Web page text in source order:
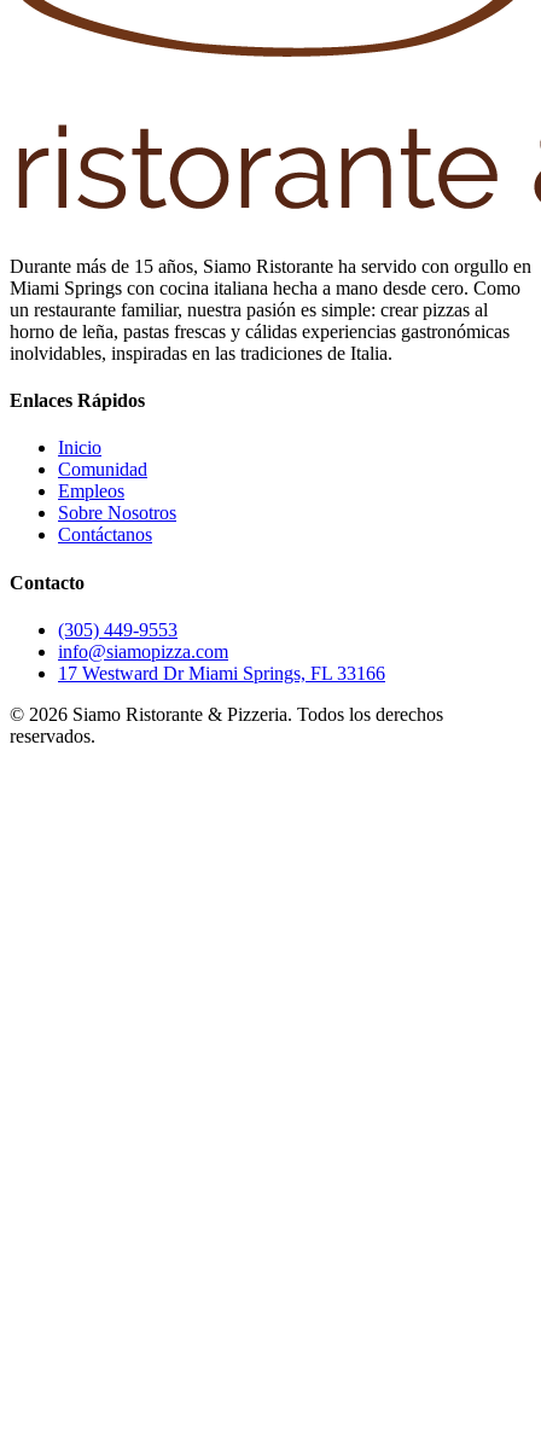
Durante más de 15 años, Siamo Ristorante ha servido con orgullo en
Miami Springs con cocina italiana hecha a mano desde cero. Como
un restaurante familiar, nuestra pasión es simple: crear pizzas al
horno de leña, pastas frescas y cálidas experiencias gastronómicas
inolvidables, inspiradas en las tradiciones de Italia.
Enlaces Rápidos
Inicio
Comunidad
Empleos
Sobre Nosotros
Contáctanos
Contacto
(305) 449-9553
info@siamopizza.com
17 Westward Dr Miami Springs, FL 33166
© 2026 Siamo Ristorante & Pizzeria. Todos los derechos
reservados.